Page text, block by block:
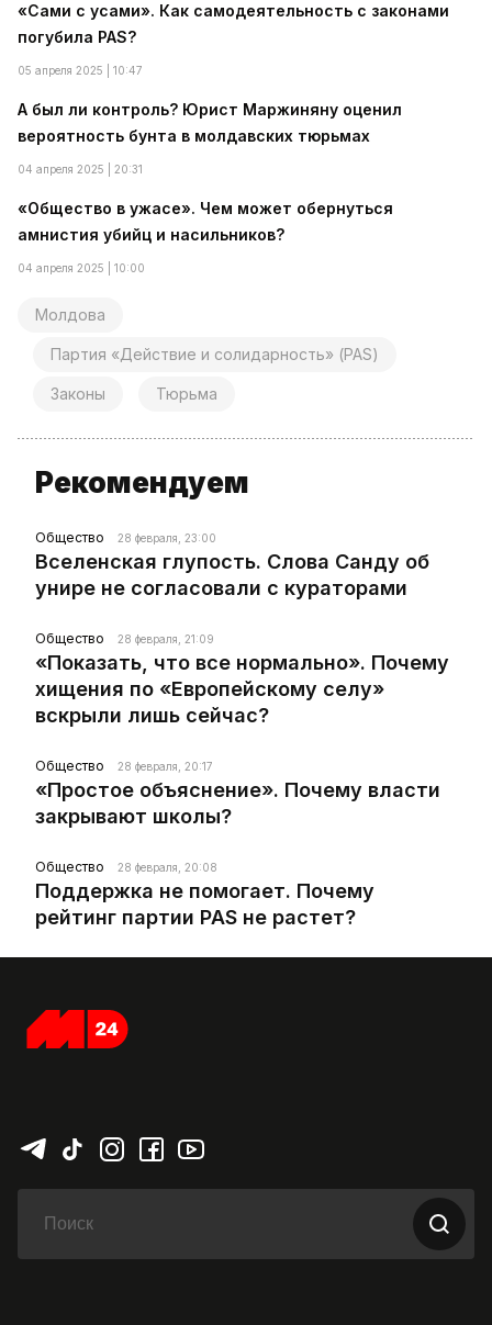
«Сами с усами». Как самодеятельность с законами
погубила PAS?
05 апреля 2025 | 10:47
А был ли контроль? Юрист Маржиняну оценил
вероятность бунта в молдавских тюрьмах
04 апреля 2025 | 20:31
«Общество в ужасе». Чем может обернуться
амнистия убийц и насильников?
04 апреля 2025 | 10:00
Молдова
Партия «Действие и солидарность» (PAS)
Законы Тюрьма
Рекомендуем
Общество 28 февраля, 23:00
Вселенская глупость. Слова Санду об
унире не согласовали с кураторами
Общество 28 февраля, 21:09
«Показать, что все нормально». Почему
хищения по «Европейскому селу»
вскрыли лишь сейчас?
Общество 28 февраля, 20:17
«Простое объяснение». Почему власти
закрывают школы?
Общество 28 февраля, 20:08
Поддержка не помогает. Почему
рейтинг партии PAS не растет?